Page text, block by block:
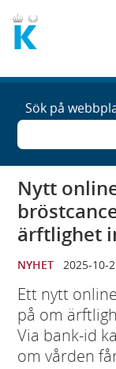
Sök på
Nytt
ärftlighet
NYHET 2025-10-
Ett nytt
på om
Via bank-id
om vården